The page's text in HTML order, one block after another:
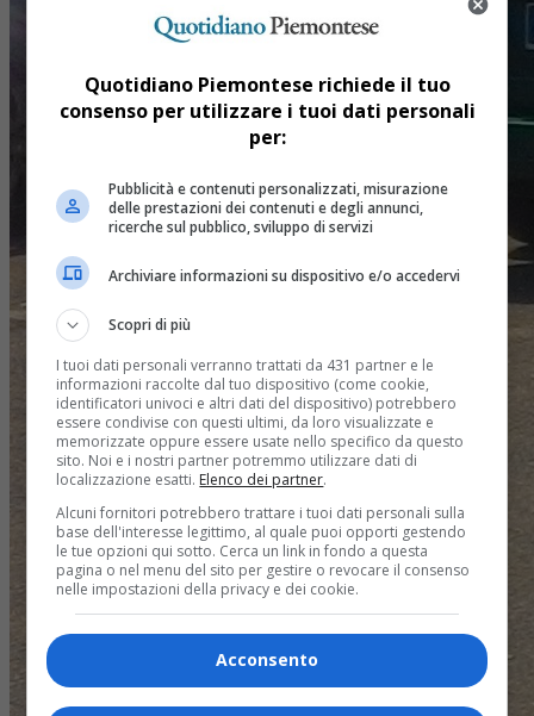
Quotidiano Piemontese richiede il tuo
consenso per utilizzare i tuoi dati personali
per:
Pubblicità e contenuti personalizzati, misurazione
delle prestazioni dei contenuti e degli annunci,
ricerche sul pubblico, sviluppo di servizi
Archiviare informazioni su dispositivo e/o accedervi
Scopri di più
I tuoi dati personali verranno trattati da 431 partner e le
informazioni raccolte dal tuo dispositivo (come cookie,
identificatori univoci e altri dati del dispositivo) potrebbero
essere condivise con questi ultimi, da loro visualizzate e
memorizzate oppure essere usate nello specifico da questo
sito. Noi e i nostri partner potremmo utilizzare dati di
localizzazione esatti. Elenco dei partner.
Alcuni fornitori potrebbero trattare i tuoi dati personali sulla
base dell'interesse legittimo, al quale puoi opporti gestendo
le tue opzioni qui sotto. Cerca un link in fondo a questa
pagina o nel menu del sito per gestire o revocare il consenso
nelle impostazioni della privacy e dei cookie.
Acconsento